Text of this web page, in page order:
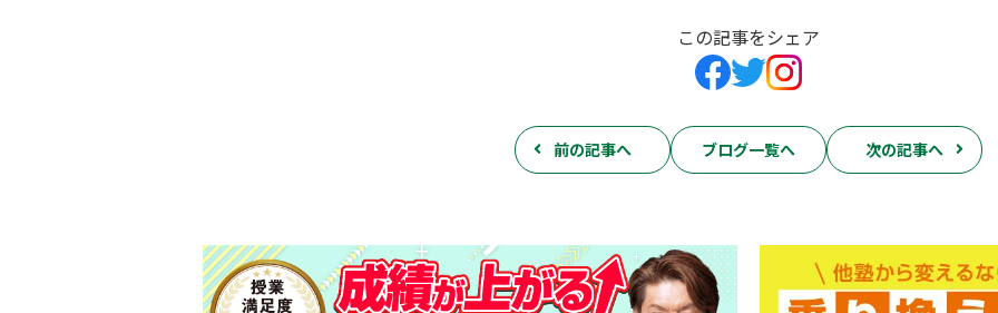
この記事をシェア
前の記事へ ブログ一覧へ 次の記事へ